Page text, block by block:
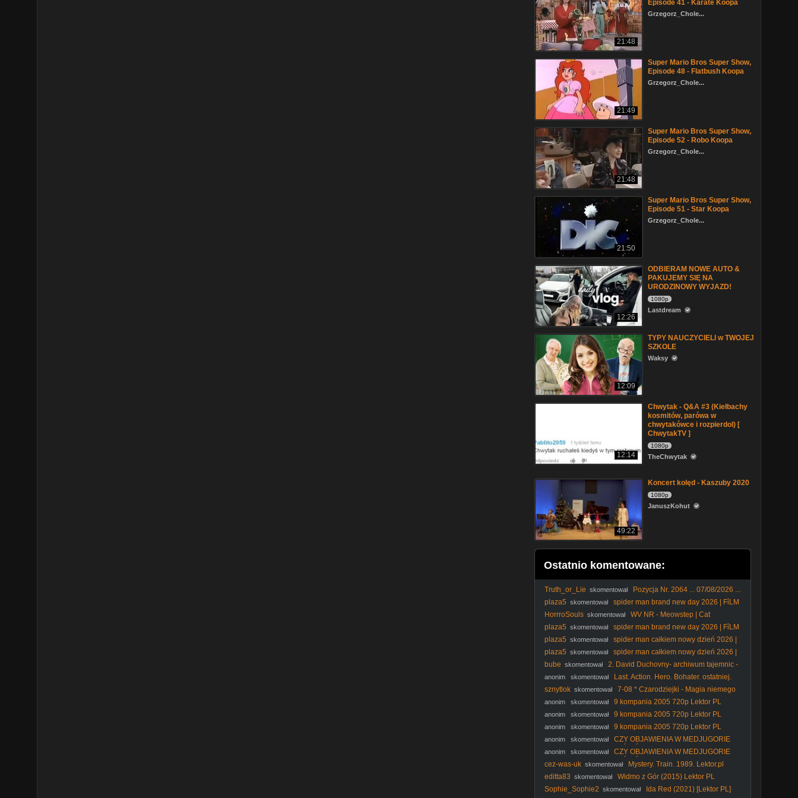
21:48
Episode 41 - Karate Koopa
Grzegorz_Chole...
21:49
Super Mario Bros Super Show,
Episode 48 - Flatbush Koopa
Grzegorz_Chole...
21:48
Super Mario Bros Super Show,
Episode 52 - Robo Koopa
Grzegorz_Chole...
21:50
Super Mario Bros Super Show,
Episode 51 - Star Koopa
Grzegorz_Chole...
12:26
ODBIERAM NOWE AUTO &
PAKUJEMY SIĘ NA
URODZINOWY WYJAZD!
1080p
Lastdream
12:09
TYPY NAUCZYCIELI w TWOJEJ
SZKOLE
Waksy
12:14
Chwytak - Q&A #3 (Kiełbachy
kosmitów, parówa w
chwytakówce i rozpierdol) [
ChwytakTV ]
1080p
TheChwytak
49:22
Koncert kolęd - Kaszuby 2020
1080p
JanuszKohut
Ostatnio komentowane:
Truth_or_Lie skomentował
Pozycja Nr. 2064 ... 07/08/2026 ...
english subtitles Only ...
plaza5 skomentował
spider man brand new day 2026 | FỉLM
W OPỉSỉE
HorrroSouls skomentował
WV NR - Meowstep | Cat
Meowing (Dubstep Remix)
plaza5 skomentował
spider man brand new day 2026 | FỉLM
W OPỉSỉE
plaza5 skomentował
spider man całkiem nowy dzień 2026 |
FỉLM W OPỉSỉE
plaza5 skomentował
spider man całkiem nowy dzień 2026 |
FỉLM W OPỉSỉE
bube skomentował
2. David Duchovny- archiwum tajemnic -
anonim skomentował
Last. Action. Hero. Bohater. ostatniej.
akcji. 1993. Lektor.pl
sznytlok skomentował
7-08 * Czarodziejki - Magia niemego
anonim skomentował 9 kompania 2005 720p Lektor PL
anonim skomentował 9 kompania 2005 720p Lektor PL
anonim skomentował 9 kompania 2005 720p Lektor PL
anonim skomentował
CZY OBJAWIENIA W MEDJUGORIE
SĄ UZNANE PRZEZ KOŚCIÓŁ? Nie obejrzałeś całego, nie
anonim skomentował
CZY OBJAWIENIA W MEDJUGORIE
SĄ UZNANE PRZEZ KOŚCIÓŁ? Nie obejrzałeś całego, nie
cez-was-uk skomentował
Mystery. Train. 1989. Lektor.pl
editta83 skomentował
Widmo z Gór (2015) Lektor PL
Sophie_Sophie2 skomentował
Ida Red (2021) [Lektor PL]